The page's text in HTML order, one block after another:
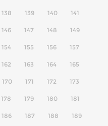
138 139 140 141
146 147 148 149
154 155 156 157
162 163 164 165
170 171 172 173
178 179 180 181
186 187 188 189